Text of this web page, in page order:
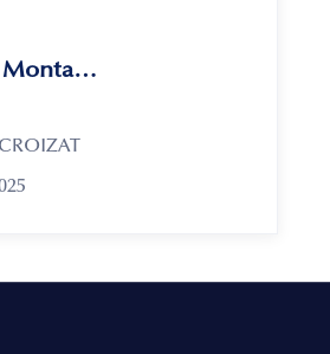
Les Coteaux de la Montagne